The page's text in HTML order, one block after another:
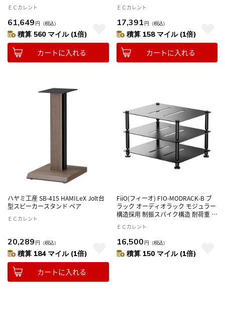
ＥＣカレント
61,649 円 （税込）
積算 560 マイル (1倍)
カートに入れる
ＥＣカレント
17,391 円 （税込）
積算 158 マイル (1倍)
カートに入れる
ハヤミ工産 SB-415 HAMILeX Jolt台
型スピーカースタンド ペア
ＥＣカレント
20,289 円 （税込）
積算 184 マイル (1倍)
カートに入れる
FiiO(フィーオ) FIO-MODRACK-B ブ
ラック オーディオラック モジュラー
構造採用 制振スパイク構造 耐荷重 最
ＥＣカレント
16,500 円 （税込）
積算 150 マイル (1倍)